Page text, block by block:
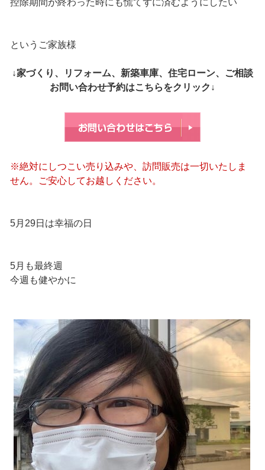
控除期間が終わった時にも慌てずに済むようにしたい
というご家族様
↓家づくり、リフォーム、新築車庫、住宅ローン、ご相談
お問い合わせ予約はこちらをクリック↓
※絶対にしつこい売り込みや、訪問販売は一切いたしま
せん。ご安心してお越しください。
5月29日は幸福の日
5月も最終週
今週も健やかに